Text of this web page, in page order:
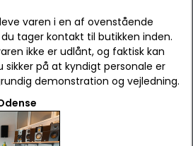
varen i en af ovenstående
tager kontakt til butikken inden.
ikke er udlånt, og faktisk kan
sikker på at kyndigt personale er
demonstration og vejledning.